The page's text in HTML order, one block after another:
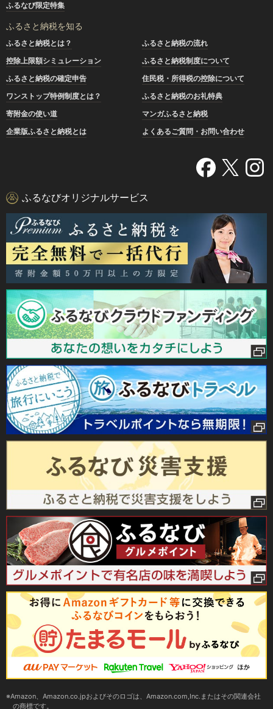
ふるなび限定特集
ふるさと納税を知る
ふるさと納税とは？
ふるさと納税の流れ
控除上限額シミュレーション
ふるさと納税制度について
ふるさと納税の確定申告
住民税・所得税の控除について
ワンストップ特例制度とは？
ふるさと納税のお礼特典
寄附金の使い道
マンガふるさと納税
企業版ふるさと納税とは
よくあるご質問・お問い合わせ
ふるなびオリジナルサービス
Amazon、Amazon.co.jpおよびそのロゴは、Amazon.com,Inc.またはその関連会社
の商標です。